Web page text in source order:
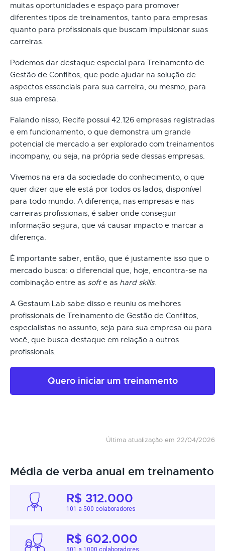
muitas oportunidades e espaço para promover
diferentes tipos de treinamentos, tanto para empresas
quanto para profissionais que buscam impulsionar suas
carreiras.
Podemos dar destaque especial para Treinamento de
Gestão de Conflitos, que pode ajudar na solução de
aspectos essenciais para sua carreira, ou mesmo, para
sua empresa.
Falando nisso, Recife possui 42.126 empresas registradas
e em funcionamento, o que demonstra um grande
potencial de mercado a ser explorado com treinamentos
incompany, ou seja, na própria sede dessas empresas.
Vivemos na era da sociedade do conhecimento, o que
quer dizer que ele está por todos os lados, disponível
para todo mundo. A diferença, nas empresas e nas
carreiras profissionais, é saber onde conseguir
informação segura, que vá causar impacto e marcar a
diferença.
É importante saber, então, que é justamente isso que o
mercado busca: o diferencial que, hoje, encontra-se na
combinação entre as softe as hard skills.
A Gestaum Lab sabe disso e reuniu os melhores
profissionais de Treinamento de Gestão de Conflitos,
especialistas no assunto, seja para sua empresa ou para
você, que busca destaque em relação a outros
profissionais.
Quero iniciar um treinamento
Última atualização em 22/04/2026
Média de verba anual em treinamento
R$ 312.000
101 a 500 colaboradores
R$ 602.000
501 a 1000 colaboradores